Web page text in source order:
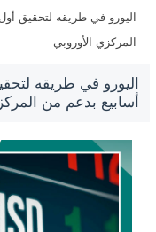
المركزي الأوروبي
أسابيع بدعم من